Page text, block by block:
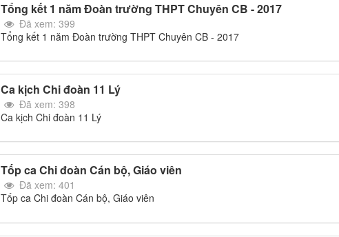
Tổng kết 1 năm Đoàn trường THPT Chuyên CB - 2017
Đã xem: 399
Tổng kết 1 năm Đoàn trường THPT Chuyên CB - 2017
Ca kịch Chi đoàn 11 Lý
Đã xem: 398
Ca kịch Chi đoàn 11 Lý
Tốp ca Chi đoàn Cán bộ, Giáo viên
Đã xem: 401
Tốp ca Chi đoàn Cán bộ, Giáo viên